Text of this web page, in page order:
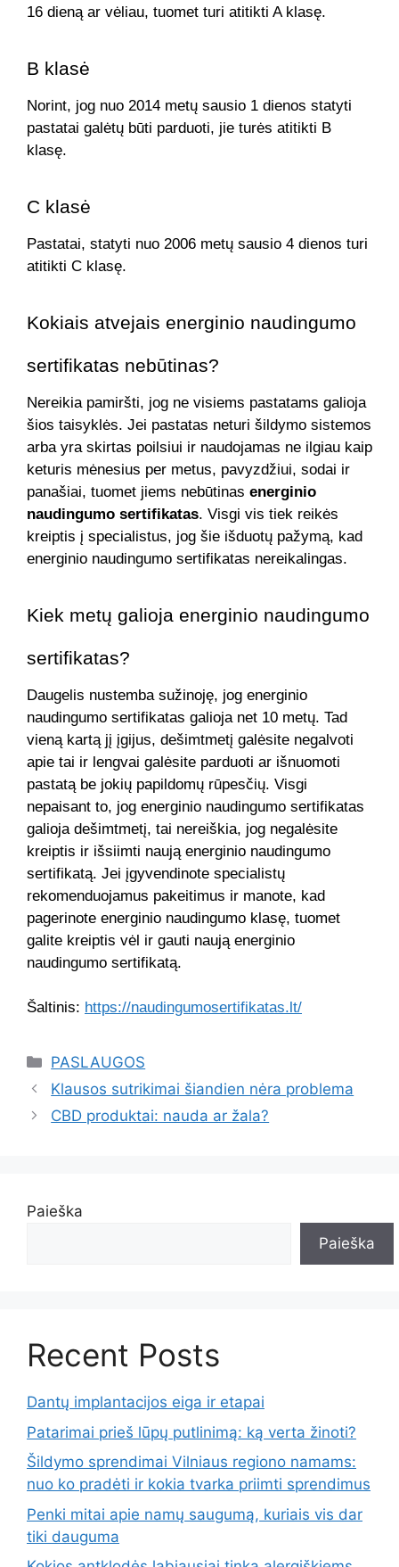
16 dieną ar vėliau, tuomet turi atitikti A klasę.
B klasė
Norint, jog nuo 2014 metų sausio 1 dienos statyti
pastatai galėtų būti parduoti, jie turės atitikti B
klasę.
C klasė
Pastatai, statyti nuo 2006 metų sausio 4 dienos turi
atitikti C klasę.
Kokiais atvejais energinio naudingumo
sertifikatas nebūtinas?
Nereikia pamiršti, jog ne visiems pastatams galioja
šios taisyklės. Jei pastatas neturi šildymo sistemos
arba yra skirtas poilsiui ir naudojamas ne ilgiau kaip
keturis mėnesius per metus, pavyzdžiui, sodai ir
panašiai, tuomet jiems nebūtinas energinio
naudingumo sertifikatas. Visgi vis tiek reikės
kreiptis į specialistus, jog šie išduotų pažymą, kad
energinio naudingumo sertifikatas nereikalingas.
Kiek metų galioja energinio naudingumo
sertifikatas?
Daugelis nustemba sužinoję, jog energinio
naudingumo sertifikatas galioja net 10 metų. Tad
vieną kartą jį įgijus, dešimtmetį galėsite negalvoti
apie tai ir lengvai galėsite parduoti ar išnuomoti
pastatą be jokių papildomų rūpesčių. Visgi
nepaisant to, jog energinio naudingumo sertifikatas
galioja dešimtmetį, tai nereiškia, jog negalėsite
kreiptis ir išsiimti naują energinio naudingumo
sertifikatą. Jei įgyvendinote specialistų
rekomenduojamus pakeitimus ir manote, kad
pagerinote energinio naudingumo klasę, tuomet
galite kreiptis vėl ir gauti naują energinio
naudingumo sertifikatą.
Šaltinis: https://naudingumosertifikatas.lt/
Kategorijos
PASLAUGOS
Klausos sutrikimai šiandien nėra problema
CBD produktai: nauda ar žala?
Paieška
Paieška
Recent Posts
Dantų implantacijos eiga ir etapai
Patarimai prieš lūpų putlinimą: ką verta žinoti?
Šildymo sprendimai Vilniaus regiono namams:
nuo ko pradėti ir kokia tvarka priimti sprendimus
Penki mitai apie namų saugumą, kuriais vis dar
tiki dauguma